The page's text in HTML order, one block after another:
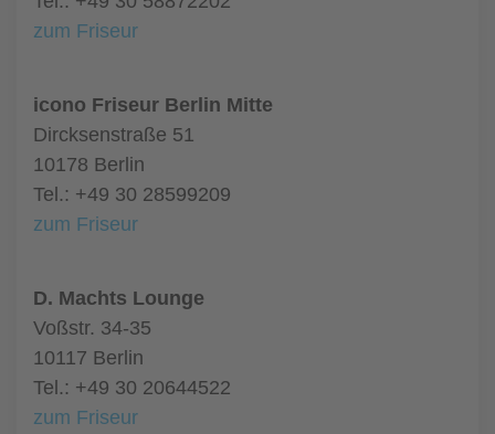
zum Friseur
icono Friseur Berlin Mitte
Dircksenstraße 51
10178 Berlin
Tel.: +49 30 28599209
zum Friseur
D. Machts Lounge
Voßstr. 34-35
10117 Berlin
Tel.: +49 30 20644522
zum Friseur